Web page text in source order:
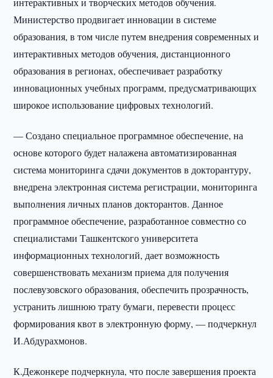
Министерство продвигает инновации в системе
образования, в том числе путем внедрения современных и
интерактивных методов обучения, дистанционного
образования в регионах, обеспечивает разработку
инновационных учебных программ, предусматривающих
широкое использование цифровых технологий.
— Создано специальное программное обеспечение, на
основе которого будет налажена автоматизированная
система мониторинга сдачи документов в докторантуру,
внедрена электронная система регистрации, мониторинга
выполнения личных планов докторантов. Данное
программное обеспечение, разработанное совместно со
специалистами Ташкентского университета
информационных технологий, дает возможность
совершенствовать механизм приема для получения
послевузовского образования, обеспечить прозрачность,
устранить лишнюю трату бумаги, перевести процесс
формирования квот в электронную форму, — подчеркнул
И.Абдурахмонов.
К.Дежонкере подчеркнула, что после завершения проекта